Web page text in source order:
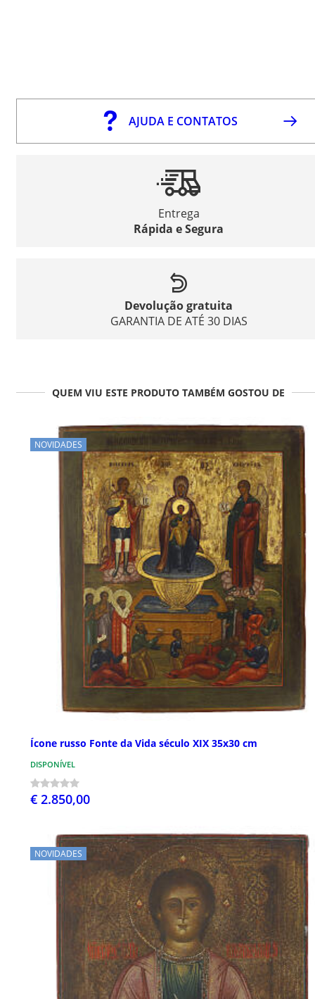
AJUDA E CONTATOS
Entrega
Rápida e Segura
Devolução gratuita
GARANTIA DE ATÉ 30 DIAS
QUEM VIU ESTE PRODUTO TAMBÉM GOSTOU DE
NOVIDADES
Ícone russo Fonte da Vida século XIX 35x30 cm
DISPONÍVEL
€ 2.850,00
NOVIDADES